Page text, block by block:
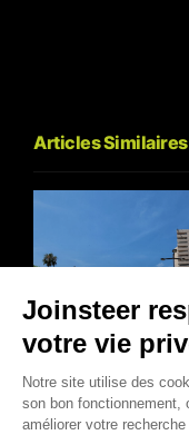
Articles Similaires